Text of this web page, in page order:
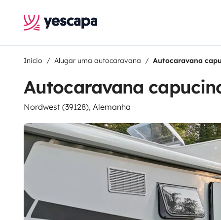
Inicio Alugar uma autocaravana Autocaravana
Autocaravana
Nordwest (39128), Alemanha